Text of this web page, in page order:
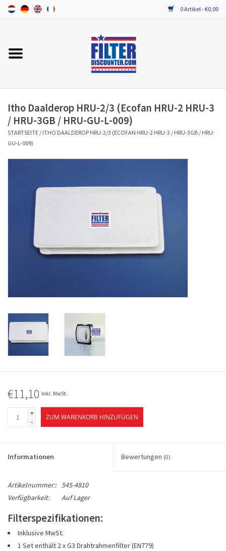
0 Artikel - €0,00
Startseite
PROBIOTIKA WARTUNG
Itho Daalderop HRU-2/3 (Ecofan HRU-2 HRU-3
/ HRU-3GB / HRU-GU-L-009)
STARTSEITE / ITHO DAALDEROP HRU-2/3 (ECOFAN HRU-2 HRU-3 / HRU-3GB / HRU-
GU-L-009)
€11,10 Inkl. MwSt.
+
-
ZUM WARENKORB HINZUFÜGEN
Informationen Bewertungen (0)
Artikelnummer::
545-4810
Verfügbarkeit:
Auf Lager
Filterspezifikationen:
Inklusive MwSt.
1 Set enthält 2 x G3 Drahtrahmenfilter(EN779)